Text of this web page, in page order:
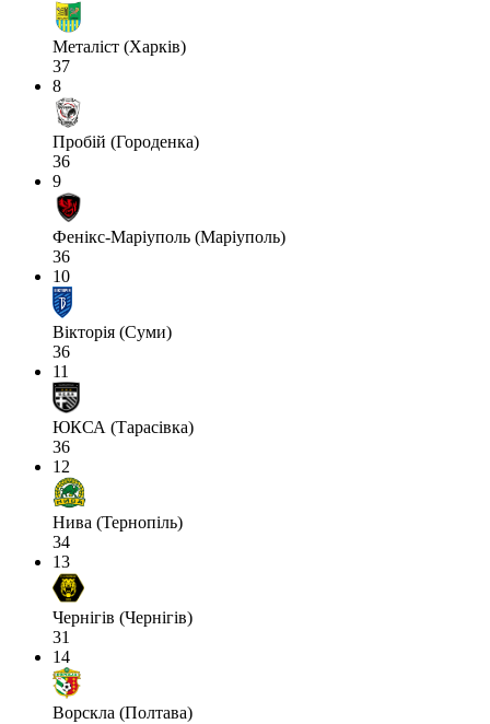
Металіст (Харків)
37
8
Пробій (Городенка)
36
9
Фенікс-Маріуполь (Маріуполь)
36
10
Вікторія (Суми)
36
11
ЮКСА (Тарасівка)
36
12
Нива (Тернопіль)
34
13
Чернігів (Чернігів)
31
14
Ворскла (Полтава)